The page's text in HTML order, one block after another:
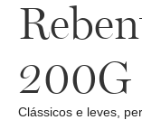
200G
Clássicos e leves,